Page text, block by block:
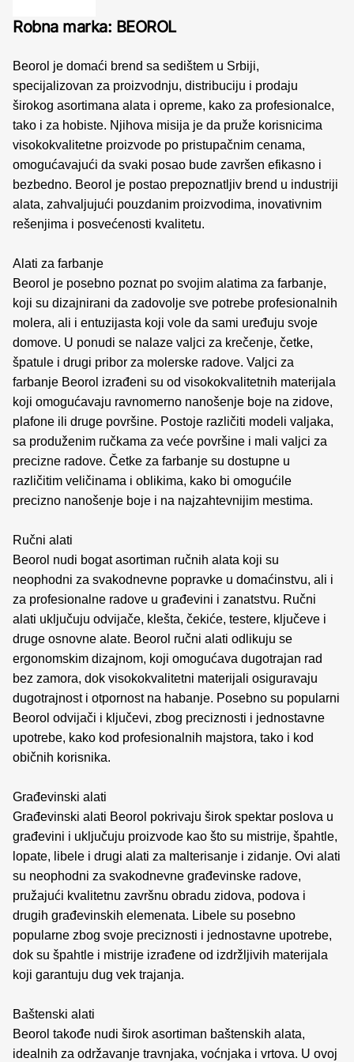
Robna marka: BEOROL
Beorol je domaći brend sa sedištem u Srbiji,
specijalizovan za proizvodnju, distribuciju i prodaju
širokog asortimana alata i opreme, kako za profesionalce,
tako i za hobiste. Njihova misija je da pruže korisnicima
visokokvalitetne proizvode po pristupačnim cenama,
omogućavajući da svaki posao bude završen efikasno i
bezbedno. Beorol je postao prepoznatljiv brend u industriji
alata, zahvaljujući pouzdanim proizvodima, inovativnim
rešenjima i posvećenosti kvalitetu.
Alati za farbanje
Beorol je posebno poznat po svojim alatima za farbanje,
koji su dizajnirani da zadovolje sve potrebe profesionalnih
molera, ali i entuzijasta koji vole da sami uređuju svoje
domove. U ponudi se nalaze valjci za krečenje, četke,
špatule i drugi pribor za molerske radove. Valjci za
farbanje Beorol izrađeni su od visokokvalitetnih materijala
koji omogućavaju ravnomerno nanošenje boje na zidove,
plafone ili druge površine. Postoje različiti modeli valjaka,
sa produženim ručkama za veće površine i mali valjci za
precizne radove. Četke za farbanje su dostupne u
različitim veličinama i oblikima, kako bi omogućile
precizno nanošenje boje i na najzahtevnijim mestima.
Ručni alati
Beorol nudi bogat asortiman ručnih alata koji su
neophodni za svakodnevne popravke u domaćinstvu, ali i
za profesionalne radove u građevini i zanatstvu. Ručni
alati uključuju odvijače, klešta, čekiće, testere, ključeve i
druge osnovne alate. Beorol ručni alati odlikuju se
ergonomskim dizajnom, koji omogućava dugotrajan rad
bez zamora, dok visokokvalitetni materijali osiguravaju
dugotrajnost i otpornost na habanje. Posebno su popularni
Beorol odvijači i ključevi, zbog preciznosti i jednostavne
upotrebe, kako kod profesionalnih majstora, tako i kod
običnih korisnika.
Građevinski alati
Građevinski alati Beorol pokrivaju širok spektar poslova u
građevini i uključuju proizvode kao što su mistrije, špahtle,
lopate, libele i drugi alati za malterisanje i zidanje. Ovi alati
su neophodni za svakodnevne građevinske radove,
pružajući kvalitetnu završnu obradu zidova, podova i
drugih građevinskih elemenata. Libele su posebno
popularne zbog svoje preciznosti i jednostavne upotrebe,
dok su špahtle i mistrije izrađene od izdržljivih materijala
koji garantuju dug vek trajanja.
Baštenski alati
Beorol takođe nudi širok asortiman baštenskih alata,
idealnih za održavanje travnjaka, voćnjaka i vrtova. U ovoj